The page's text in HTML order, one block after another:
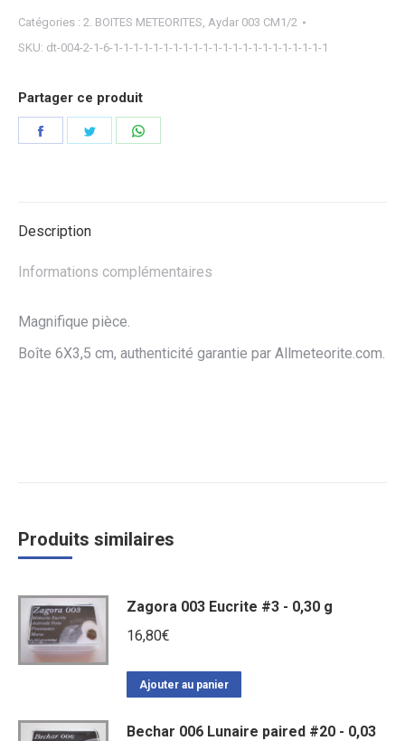
Catégories : 2. BOITES METEORITES, Aydar 003 CM1/2
SKU: dt-004-2-1-6-1-1-1-1-1-1-1-1-1-1-1-1-1-1-1-1-1-1-1-1-1-1
Partager ce produit
Partager Partager
Description
Informations complémentaires
Magnifique pièce.
Boîte 6X3,5 cm, authenticité garantie par Allmeteorite.com.
Produits similaires
Zagora 003 Eucrite #3 - 0,30 g
16,80€
Ajouter au panier
Bechar 006 Lunaire paired #20 - 0,03